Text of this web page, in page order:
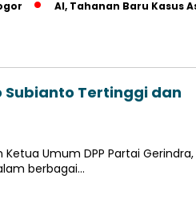
AI, Tahanan Baru Kasus
Subianto Tertinggi dan
Ketua Umum DPP Partai Gerindra,
berbagai…